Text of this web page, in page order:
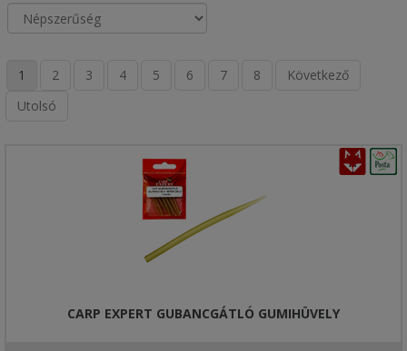
1 2 3 4 5 6 7 8
Következő
Utolsó
CARP EXPERT GUBANCGÁTLÓ GUMIHÜVELY